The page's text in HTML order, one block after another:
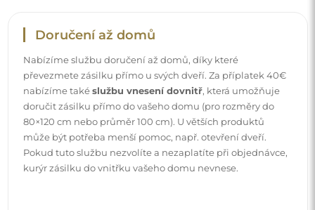
Návody
Aby byla montáž a používání našeho zrcadla snadné a
bezstarostné, připravili jsme pro vás podrobné návody.
Najdete v nich všechny kroky nezbytné ke správné
montáži zrcadla, a také rady týkající se jeho péče, čištění a
údržby, abyste se mohli dlouho těšit z jeho bezvadného
vzhledu.
Prohlédněte si návody k montáži a použití.